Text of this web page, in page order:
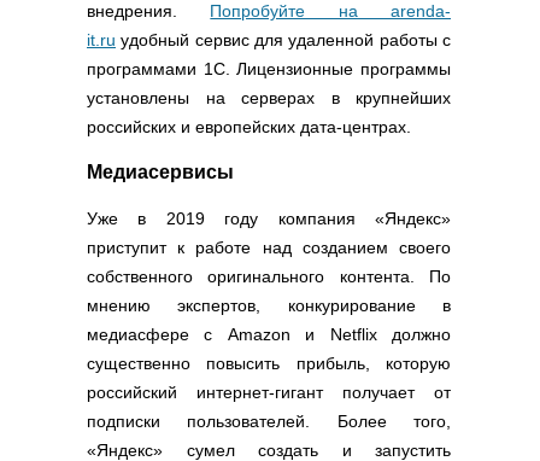
внедрения. Попробуйте на arenda-
it.ru удобный сервис для удаленной работы с
программами 1С. Лицензионные программы
установлены на серверах в крупнейших
российских и европейских дата-центрах.
Медиасервисы
Уже в 2019 году компания «Яндекс»
приступит к работе над созданием своего
собственного оригинального контента. По
мнению экспертов, конкурирование в
медиасфере с Amazon и Netflix должно
существенно повысить прибыль, которую
российский интернет-гигант получает от
подписки пользователей. Более того,
«Яндекс» сумел создать и запустить